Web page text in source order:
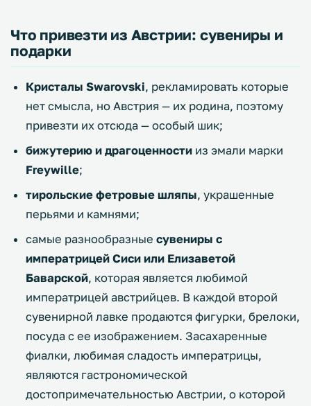
Что привезти из Австрии: сувениры и
подарки
Кристалы Swarovski, рекламировать которые
нет смысла, но Австрия — их родина, поэтому
привезти их отсюда — особый шик;
бижутерию и драгоценности из эмали марки
Freywille;
тирольские фетровые шляпы, украшенные
перьями и камнями;
самые разнообразные сувениры с
императрицей Сиси или Елизаветой
Баварской, которая является любимой
императрицей австрийцев. В каждой второй
сувенирной лавке продаются фигурки, брелоки,
посуда с ее изображением. Засахаренные
фиалки, любимая сладость императрицы,
являются гастрономической
достопримечательностью Австрии, о которой